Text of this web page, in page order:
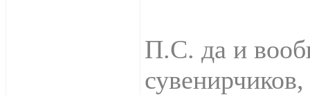
П.С. да и